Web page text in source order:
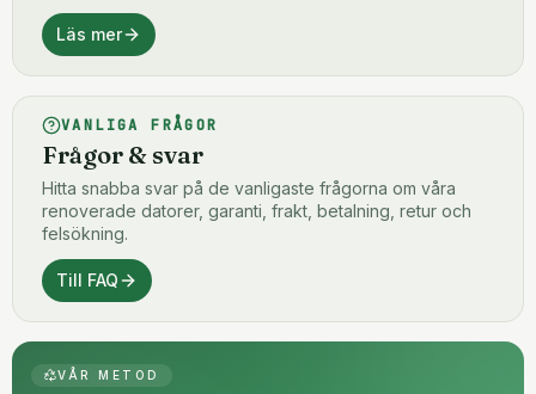
Läs mer
VANLIGA FRÅGOR
Frågor & svar
Hitta snabba svar på de vanligaste frågorna om våra
renoverade datorer, garanti, frakt, betalning, retur och
felsökning.
Till FAQ
VÅR METOD